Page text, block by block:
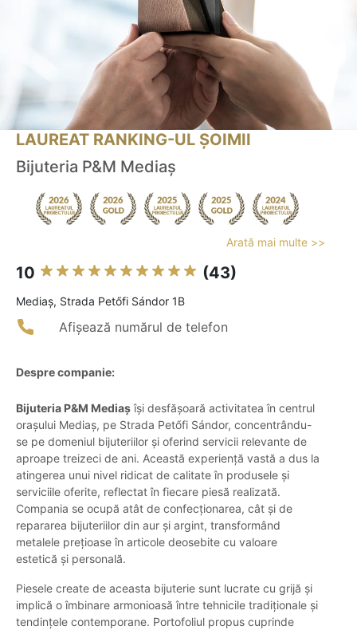
LAUREAT RANKING-UL ȘOIMII
Bijuteria P&M Mediaș
Arată mai multe >>
10 (43)
Mediaş, Strada Petőfi Sándor 1B
Afișează numărul de telefon
Despre companie:
Bijuteria P&M Mediașîși desfășoară activitatea în centrul
orașului Mediaș, pe Strada Petőfi Sándor, concentrându-
se pe domeniul bijuteriilor și oferind servicii relevante de
aproape treizeci de ani. Această experiență vastă a dus la
atingerea unui nivel ridicat de calitate în produsele și
serviciile oferite, reflectat în fiecare piesă realizată.
Compania se ocupă atât de confecționarea, cât și de
repararea bijuteriilor din aur și argint, transformând
metalele prețioase în articole deosebite cu valoare
estetică și personală.
Piesele create de aceasta bijuterie sunt lucrate cu grijă și
implică o îmbinare armonioasă între tehnicile tradiționale și
tendințele contemporane. Portofoliul propus cuprinde